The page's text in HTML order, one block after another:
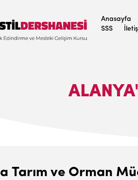
Anasayfa
SSS
Tarım ve Orman